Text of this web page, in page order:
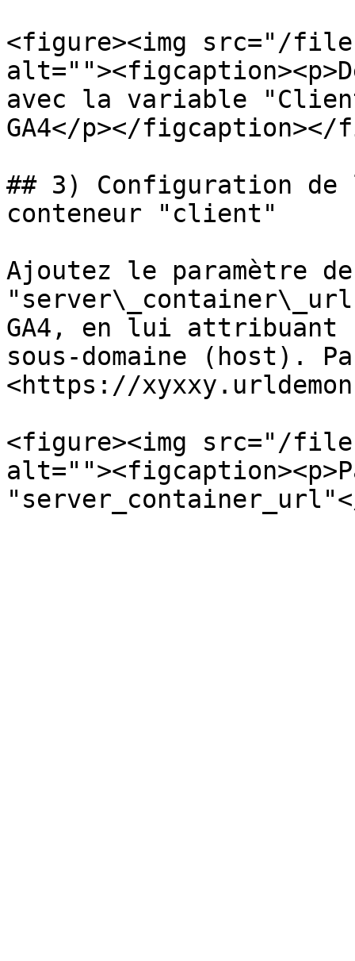
<figure><img src="/
avec la variable
GA4</p></figcaption></
## 3) Configuration de
conteneur "client"
Ajoutez le paramètre
GA4, en lui attribuant
sous-domaine (host).
<https://
<figure><img src="/